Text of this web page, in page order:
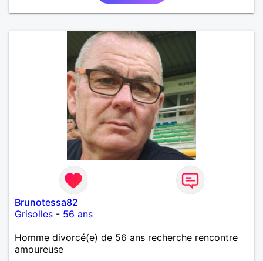
Brunotessa82
Grisolles - 56 ans
Homme divorcé(e) de 56 ans recherche rencontre
amoureuse